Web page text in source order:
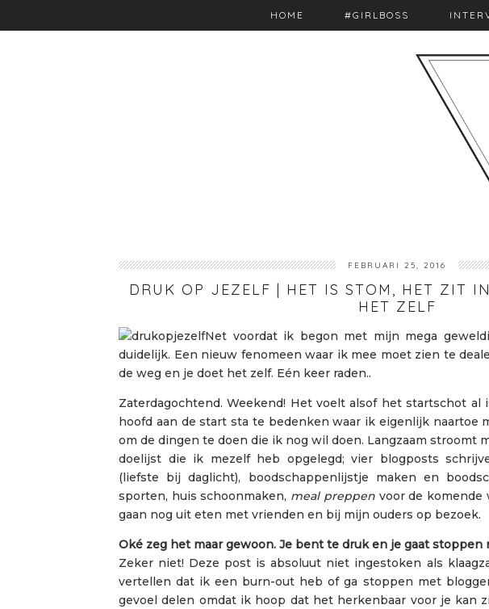
HOME #GIRLBOSS
FEBRUARI 25, 2016
DRUK OP JEZELF | HET IS STOM, HET ZIT
HET ZELF
Net voordat ik begon met mijn mega
duidelijk. Een nieuw fenomeen waar ik mee moet zien te
de weg en je doet het zelf. Eén keer raden..
Zaterdagochtend. Weekend! Het voelt alsof het startschot
hoofd aan de start sta te bedenken waar ik eigenlijk naartoe
om de dingen te doen die ik nog wil doen. Langzaam stroomt
doelijst die ik mezelf heb opgelegd; vier blogposts
(liefste bij daglicht), boodschappenlijstje maken en
sporten, huis schoonmaken, meal preppenvoor de komende
gaan nog uit eten met vrienden en bij mijn ouders op bezoek.
Oké zeg het maar gewoon. Je bent te druk en je gaat stoppen
Zeker niet! Deze post is absoluut niet ingestoken als
vertellen dat ik een burn-out heb of ga stoppen met
gevoel delen omdat ik hoop dat het herkenbaar voor je kan